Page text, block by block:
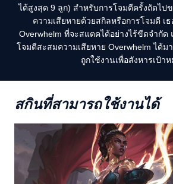
ได้สูงสุด 9 ลูก) สำหรับการโจมตีครั้งถัดไปข
ความเสียหายด้วยสกิลหรือการโจมตี เ
Overwhelm ที่จะสแตคได้อย่างไร้ขีดจำกัด
โจมตีสะสมความเสียหาย Overwhelm ได้ม
ถูกใช้งานเพื่อสังหารเป้าห
สกินที่สามารถใช้งานได้